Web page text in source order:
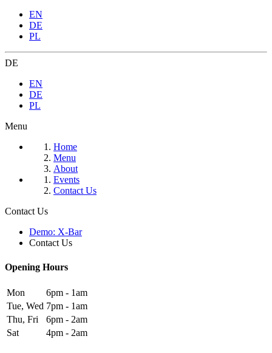
EN
DE
PL
DE
EN
DE
PL
Menu
Home
Menu
About
Events
Contact Us
Contact Us
Demo: X-Bar
Contact Us
Opening Hours
Mon
6pm - 1am
Tue, Wed 7pm - 1am
Thu, Fri
6pm - 2am
Sat
4pm - 2am